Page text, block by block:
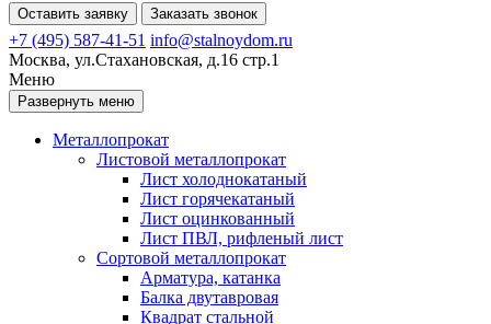
Оставить заявку Заказать звонок
+7 (495) 587-41-51 info@stalnoydom.ru
Москва, ул.Стахановская, д.16 стр.1
Меню
Развернуть меню
Металлопрокат
Листовой металлопрокат
Лист холоднокатаный
Лист горячекатаный
Лист оцинкованный
Лист ПВЛ, рифленый лист
Сортовой металлопрокат
Арматура, катанка
Балка двутавровая
Квадрат стальной